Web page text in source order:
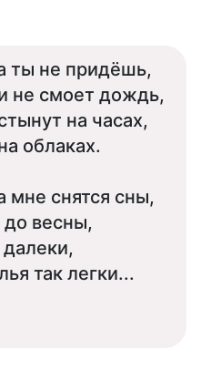
ты не придёшь,
не смоет дождь,
на часах,
облаках.
мне снятся сны,
весны,
так легки...